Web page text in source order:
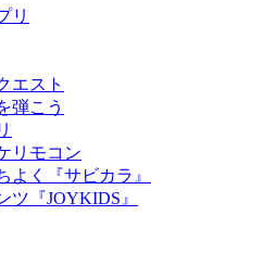
リ
エスト
弾こう
リモコン
よく『サビカラ』
ツ『JOYKIDS』